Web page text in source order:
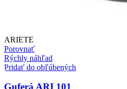
ARIETE
Porovnať
Rýchly náhľad
Pridať do obľúbených